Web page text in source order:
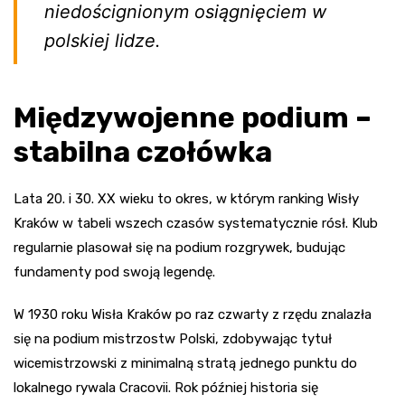
niedoścignionym osiągnięciem w
polskiej lidze.
Międzywojenne podium –
stabilna czołówka
Lata 20. i 30. XX wieku to okres, w którym ranking Wisły
Kraków w tabeli wszech czasów systematycznie rósł. Klub
regularnie plasował się na podium rozgrywek, budując
fundamenty pod swoją legendę.
W 1930 roku Wisła Kraków po raz czwarty z rzędu znalazła
się na podium mistrzostw Polski, zdobywając tytuł
wicemistrzowski z minimalną stratą jednego punktu do
lokalnego rywala Cracovii. Rok później historia się